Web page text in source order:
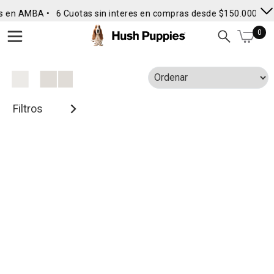
en AMBA • 6 Cuotas sin interes en compras desde $150.000 •
0
Filtros